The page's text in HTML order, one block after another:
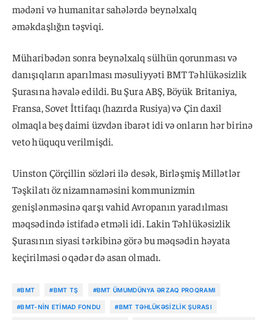
mədəni və humanitar sahələrdə beynəlxalq
əməkdaşlığın təşviqi.
Müharibədən sonra beynəlxalq sülhün qorunması və
danışıqların aparılması məsuliyyəti BMT Təhlükəsizlik
Şurasına həvalə edildi. Bu Şura ABŞ, Böyük Britaniya,
Fransa, Sovet İttifaqı (hazırda Rusiya) və Çin daxil
olmaqla beş daimi üzvdən ibarət idi və onların hər birinə
veto hüququ verilmişdi.
Uinston Çörçillin sözləri ilə desək, Birləşmiş Millətlər
Təşkilatı öz nizamnaməsini kommunizmin
genişlənməsinə qarşı vahid Avropanın yaradılması
məqsədində istifadə etməli idi. Lakin Təhlükəsizlik
Şurasının siyasi tərkibinə görə bu məqsədin həyata
keçirilməsi o qədər də asan olmadı.
#BMT #BMT TŞ #BMT ÜMUMDÜNYA ƏRZAQ PROQRAMI
#BMT-NIN ETIMAD FONDU #BMT TƏHLÜKƏSIZLIK ŞURASI